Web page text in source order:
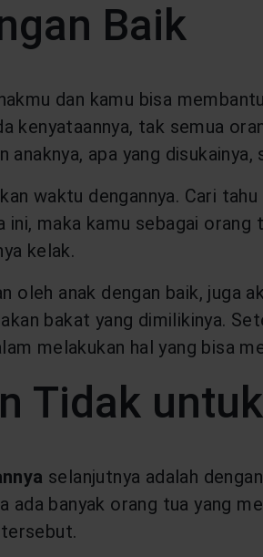
Baik
dan kamu bisa
kenyataannya, tak semua
apa yang disukainya,
waktu dengannya. Cari
ini, maka kamu sebagai
kelak.
oleh anak dengan baik, juga
bakat yang dimilikinya.
melakukan hal yang bisa
selanjutnya adalah
ada banyak orang tua yang